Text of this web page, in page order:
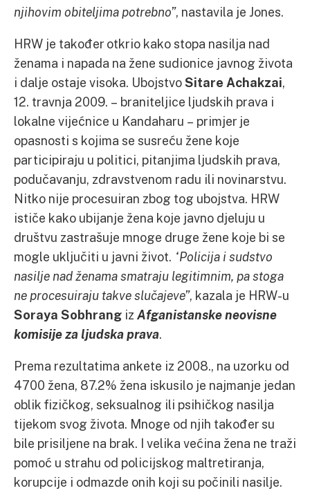
njihovim obiteljima potrebno”, nastavila je Jones.
HRW je također otkrio kako stopa nasilja nad
ženama i napada na žene sudionice javnog života
i dalje ostaje visoka. UbojstvoSitare Achakzai,
12. travnja 2009. – braniteljice ljudskih prava i
lokalne vijećnice u Kandaharu – primjer je
opasnosti s kojima se susreću žene koje
participiraju u politici, pitanjima ljudskih prava,
podučavanju, zdravstvenom radu ili novinarstvu.
Nitko nije procesuiran zbog tog ubojstva. HRW
ističe kako ubijanje žena koje javno djeluju u
društvu zastrašuje mnoge druge žene koje bi se
mogle uključiti u javni život. “Policija i sudstvo
nasilje nad ženama smatraju legitimnim, pa stoga
ne procesuiraju takve slučajeve”, kazala je HRW-u
Soraya Sobhrang iz Afganistanske neovisne
komisije za ljudska prava.
Prema rezultatima ankete iz 2008., na uzorku od
4700 žena, 87.2% žena iskusilo je najmanje jedan
oblik fizičkog, seksualnog ili psihičkog nasilja
tijekom svog života. Mnoge od njih također su
bile prisiljene na brak. I velika većina žena ne traži
pomoć u strahu od policijskog maltretiranja,
korupcije i odmazde onih koji su počinili nasilje.